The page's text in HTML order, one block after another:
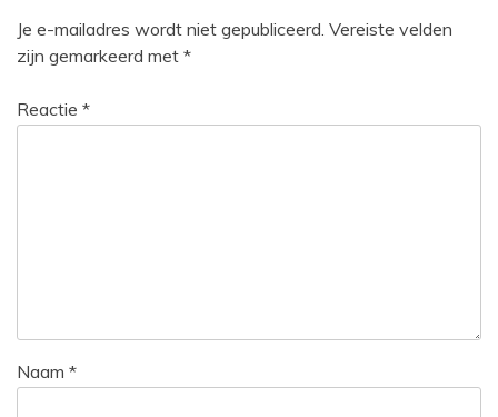
Je e-mailadres wordt niet gepubliceerd. Vereiste velden
zijn gemarkeerd met *
Reactie *
Naam *